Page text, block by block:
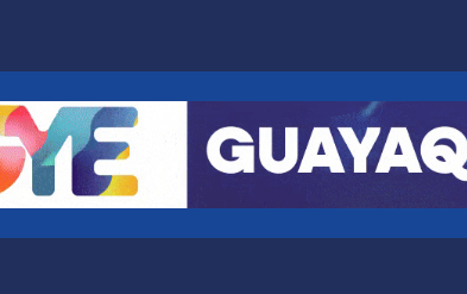
fnut.2021.649609/full
watch?v=0e3J3h7LQ5g